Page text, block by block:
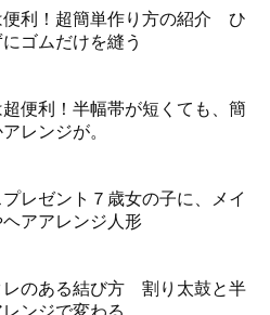
便利！超簡単作り方の紹介 ひ
ゴムだけを縫う
便利！半幅帯が短くても、簡
レンジが。
レゼント７歳女の子に、メイ
アアレンジ人形
レのある結び方 割り太鼓と半
ンジで変わる